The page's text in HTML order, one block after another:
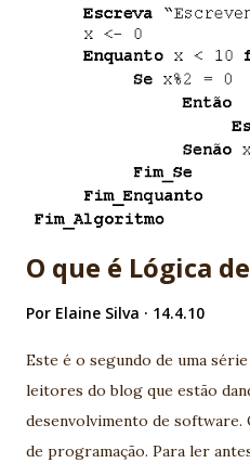
metodologias ágeis e Sprint.
escudo. É o cara da auditoria
tudo de logs é expert em TXT.
capa que pode sumir. Bem,
Muitos programadores
Presto: é o mágico que em
algo do chapéu, mas nunca
O que é Lógica
Por Elaine Silva 14.4.10
Este é o segundo de uma
leitores do blog que estão
desenvolvimento de software.
de programação. Para ler